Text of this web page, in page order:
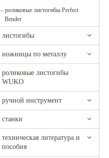
– роликовые листогибы Perfect
Bender
листогибы
ножницы по металлу
роликовые листогибы
WUKO
ручной инструмент
станки
техническая литература и
пособия